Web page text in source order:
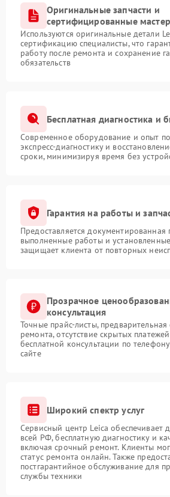
Оригинальные запчасти и
сертифицированные
Используются оригинальные детали
сертификацию специалисты, что
работу после ремонта и сохранение
обязательств
Бесплатная диагностика и
Современное оборудование и опыт
экспресс-диагностику и
сроки, минимизируя время без
Гарантия на работы и
Предоставляется документированная
выполненные работы и
защищает клиента от повторных
Прозрачное
консультация
Точные прайс-листы,
ремонта, отсутствие скрытых
бесплатной консультации по
сайте
Широкий спектр услуг
Сервисный центр Leica обеспечивает
всей РФ, бесплатную диагностику и
включая срочный ремонт. Клиенты
статус ремонта онлайн. Также
постгарантийное обслуживание для
службы техники